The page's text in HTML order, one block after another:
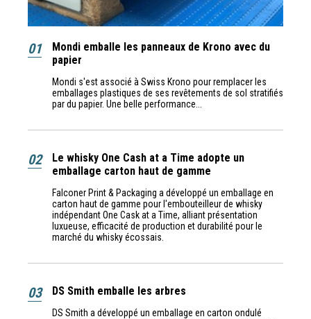
01
Mondi emballe les panneaux de Krono avec du
papier
Mondi s'est associé à Swiss Krono pour remplacer les
emballages plastiques de ses revêtements de sol stratifiés
par du papier. Une belle performance...
02
Le whisky One Cash at a Time adopte un
emballage carton haut de gamme
Falconer Print & Packaging a développé un emballage en
carton haut de gamme pour l'embouteilleur de whisky
indépendant One Cask at a Time, alliant présentation
luxueuse, efficacité de production et durabilité pour le
marché du whisky écossais.
03 DS Smith emballe les arbres
DS Smith a développé un emballage en carton ondulé